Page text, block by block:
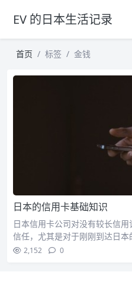
EV 的日本生活记录
首页 标签 金钱
日本的信用卡基础知识
日本信用卡公司对没有较长信
信任，尤其是对于刚刚到达日
2,152 0